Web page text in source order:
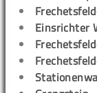
Einsrichter